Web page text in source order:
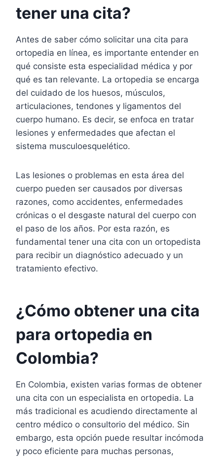
tener una cita?
Antes de saber cómo solicitar una cita para
ortopedia en línea, es importante entender en
qué consiste esta especialidad médica y por
qué es tan relevante. La ortopedia se encarga
del cuidado de los huesos, músculos,
articulaciones, tendones y ligamentos del
cuerpo humano. Es decir, se enfoca en tratar
lesiones y enfermedades que afectan el
sistema musculoesquelético.
Las lesiones o problemas en esta área del
cuerpo pueden ser causados por diversas
razones, como accidentes, enfermedades
crónicas o el desgaste natural del cuerpo con
el paso de los años. Por esta razón, es
fundamental tener una cita con un ortopedista
para recibir un diagnóstico adecuado y un
tratamiento efectivo.
¿Cómo obtener una cita
para ortopedia en
Colombia?
En Colombia, existen varias formas de obtener
una cita con un especialista en ortopedia. La
más tradicional es acudiendo directamente al
centro médico o consultorio del médico. Sin
embargo, esta opción puede resultar incómoda
y poco eficiente para muchas personas,